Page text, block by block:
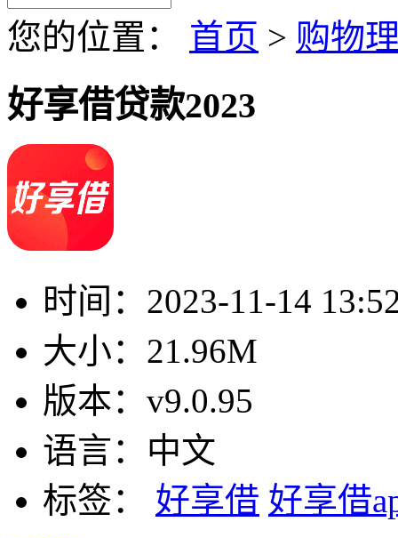
您的位置： 首页 > 购物
好享借贷款2023
时间： 2023-11-14
大小： 21.96M
版本： v9.0.95
语言： 中文
标签：
好享借 好享借